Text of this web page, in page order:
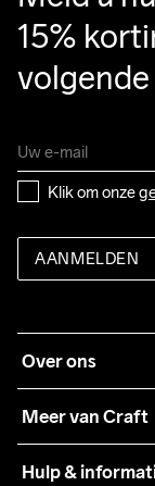
15%
Klik om onze
AANMELDEN
Over ons
Meer van Craft
Hulp &